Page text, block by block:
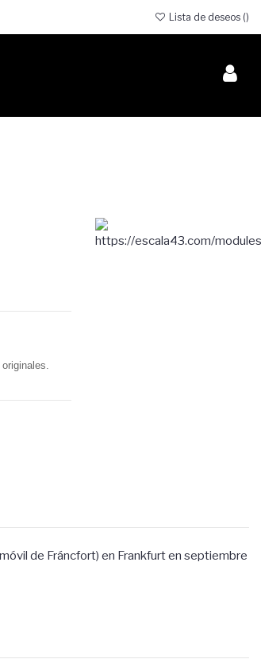
Lista de deseos ()
de Fráncfort) en Frankfurt en septiembre